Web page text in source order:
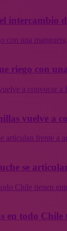
intercambio
con una
riego con
a convocar
vuelve a
articulan frente a
se
Chile tienen
en todo